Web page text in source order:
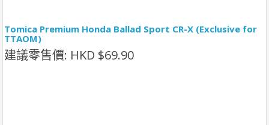
Tomica Premium Honda Ballad Sport CR-X (Exclusive for
TTAOM)
建議零售價: HKD $69.90